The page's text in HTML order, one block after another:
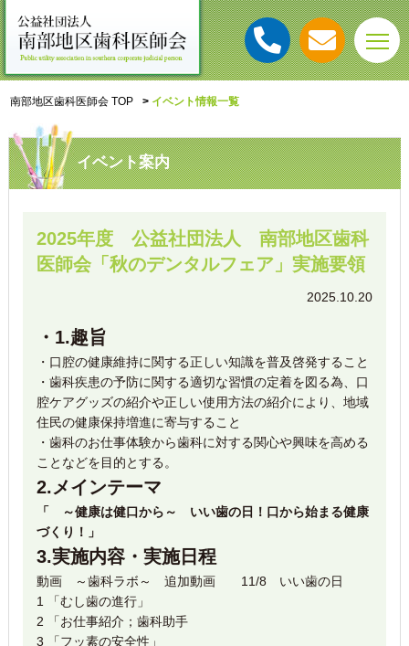
南部地区歯科医師会 TOP イベント情報一覧
イベント案内
2025年度 公益社団法人 南部地区歯科
医師会「秋のデンタルフェア」実施要領
2025.10.20
・1.趣旨
・口腔の健康維持に関する正しい知識を普及啓発すること
・歯科疾患の予防に関する適切な習慣の定着を図る為、口
腔ケアグッズの紹介や正しい使用方法の紹介により、地域
住民の健康保持増進に寄与すること
・歯科のお仕事体験から歯科に対する関心や興味を高める
ことなどを目的とする。
2.メインテーマ
「 ～健康は健口から～ いい歯の日！口から始まる健康
づくり！」
3.実施内容・実施日程
動画 ～歯科ラボ～ 追加動画 11/8 いい歯の日
1 「むし歯の進行」
2 「お仕事紹介；歯科助手
3 「フッ素の安全性」